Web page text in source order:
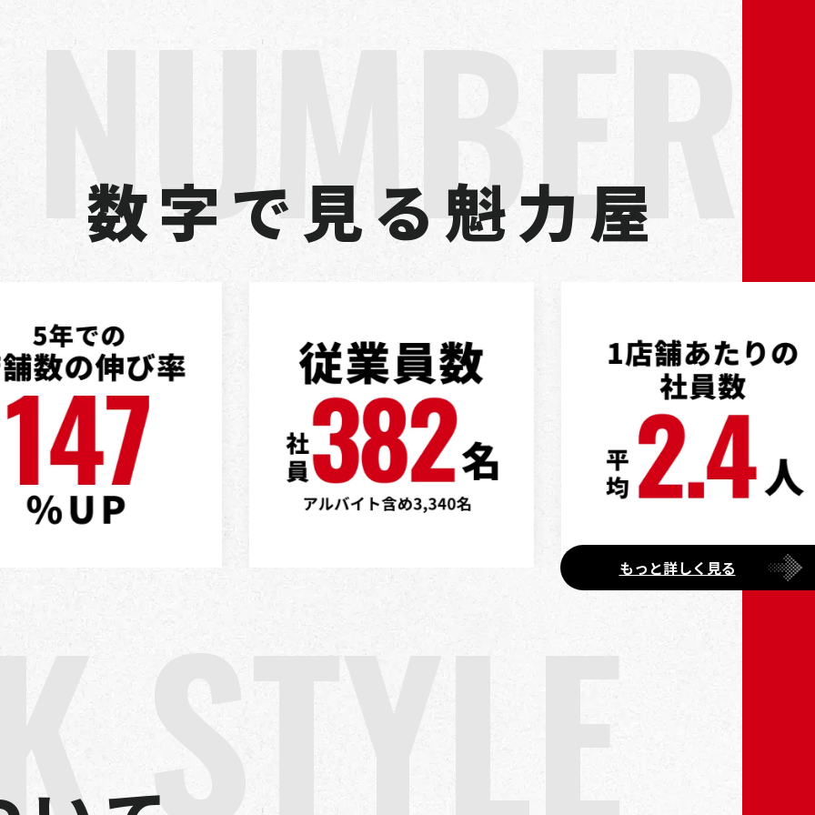
NUMBER
数字で見る魁力屋
もっと詳しく見る
STYLE